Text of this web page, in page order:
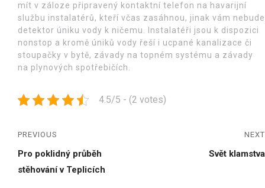
mít v záloze připravený kontaktní telefon na havarijní
službu instalatérů, kteří včas zasáhnou, jinak vám nebude
detektor úniku vody k ničemu. Instalatéři jsou k dispozici
nonstop a kromě úniků vody řeší i ucpané kanalizace či
stoupačky v bytě, závady na topném systému a závady
na plynových spotřebičích.
4.5/5 - (2 votes)
PREVIOUS
Pro poklidný průběh
stěhování v Teplicích
NEXT
Svět klamstva